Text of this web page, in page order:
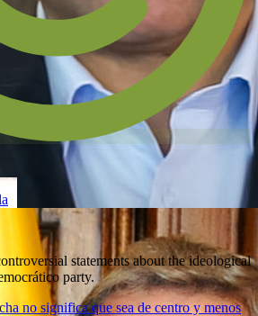
statements about the ideological
party.
no significa que sea de centro y menos